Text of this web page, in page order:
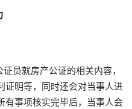
就房产公证的相关内容，
证明等，同时还会对当事人进
有事项核实完毕后，当事人会